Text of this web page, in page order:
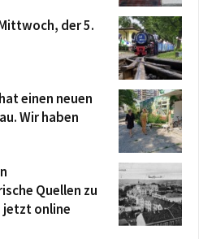
der 5.
einen neuen
Wir haben
Quellen zu
jetzt online